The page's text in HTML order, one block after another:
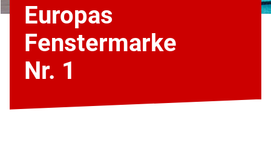
Europas
Fenstermarke
Nr. 1